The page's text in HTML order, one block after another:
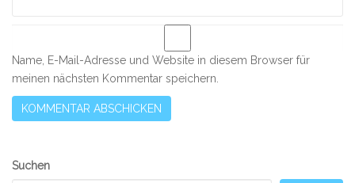
Name, E-Mail-Adresse und Website in diesem Browser für
meinen nächsten Kommentar speichern.
Secondary
Suchen